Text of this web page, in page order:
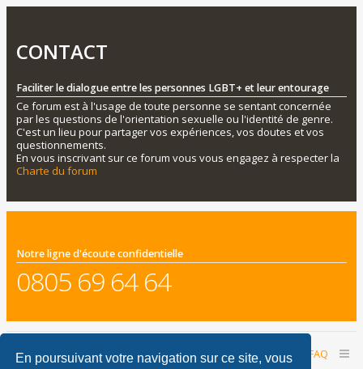
En poursuivant votre navigation sur ce site, vous
CONTACT
Faciliter le dialogue entre les personnes LGBT+ et leur entourage
Ce forum est à l'usage de toute personne se sentant concernée
par les questions de l'orientation sexuelle ou l'identité de genre.
C'est un lieu pour partager vos expériences, vos doutes et vos
questionnements.
En vous inscrivant sur ce forum vous vous engagez à respecter la
Charte du forum
Notre ligne d'écoute confidentielle
0805 69 64 64
Accueil du forum FAQ
Nous contacter